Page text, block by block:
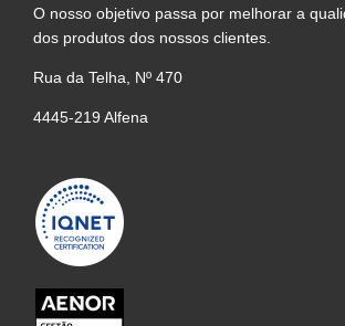
O nosso objetivo passa por melhorar a
dos produtos dos nossos clientes.
Rua da Telha, Nº 470
4445-219 Alfena